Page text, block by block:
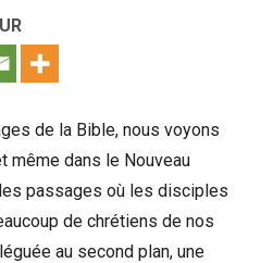
de la Bible, nous voyons
même dans le Nouveau
passages où les disciples
de chrétiens de nos
au second plan, une